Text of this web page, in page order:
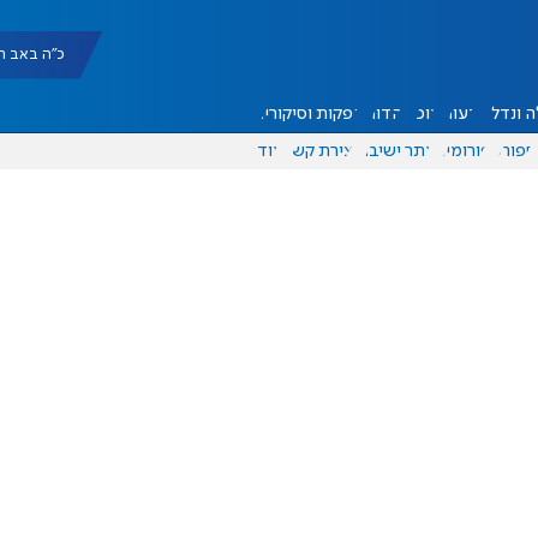
כ"ה באב תשפ"ו
ונדל"ן דעות אוכל יהדות הפקות וסיקורים
ספורט פורומים אתר ישיבה יצירת קשר עוד